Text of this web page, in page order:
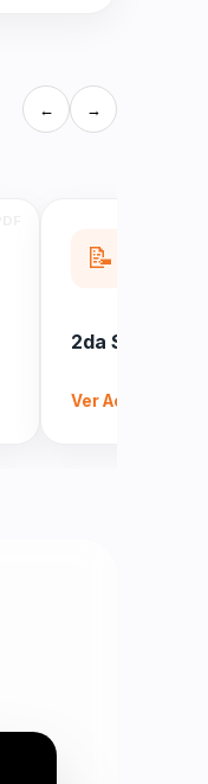
← →
📝
2da Sesión
Ver Acta ↗